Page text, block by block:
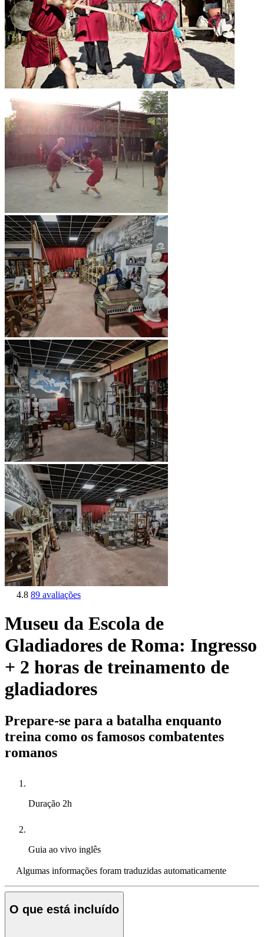
4.8 89 avaliações
Museu da Escola de
Gladiadores de Roma: Ingresso
+ 2 horas de treinamento de
gladiadores
Prepare-se para a batalha enquanto
treina como os famosos combatentes
romanos
Duração 2h
Guia ao vivo inglês
Algumas informações foram traduzidas automaticamente
O que está incluído